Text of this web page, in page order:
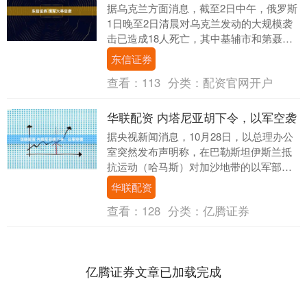
据乌克兰方面消息，截至2日中午，俄罗斯
1日晚至2日清晨对乌克兰发动的大规模袭
击已造成18人死亡，其中基辅市和第聂伯
市分别有6人和12人死亡，乌境内部分地区
停电。....
东信证券
查看： 113 分类： 配资官网开户
华联配资 内塔尼亚胡下令，以军空袭
据央视新闻消息，10月28日，以总理办公
室突然发布声明称，在巴勒斯坦伊斯兰抵
抗运动（哈马斯）对加沙地带的以军部队
开火后，以总理内塔尼亚胡当天指示以军
对加沙地带实....
华联配资
查看： 128 分类： 亿腾证券
亿腾证券文章已加载完成